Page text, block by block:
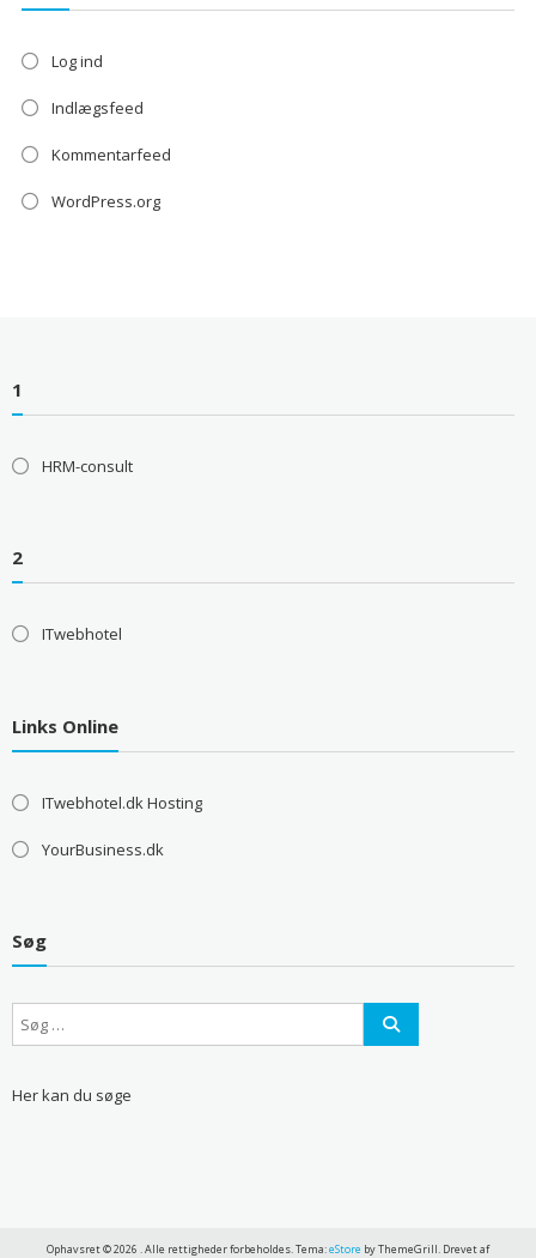
Log ind
Indlægsfeed
Kommentarfeed
WordPress.org
1
HRM-consult
2
ITwebhotel
Links Online
ITwebhotel.dk Hosting
YourBusiness.dk
Søg
Her kan du søge
Ophavsret © 2026 . Alle rettigheder forbeholdes. Tema:eStore by ThemeGrill. Drevet af